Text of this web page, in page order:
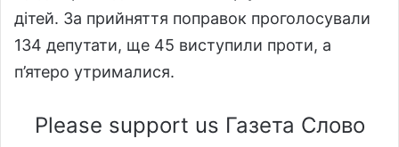
дітей. За прийняття поправок проголосували
134 депутати, ще 45 виступили проти, а
п’ятеро утрималися.
Please support us Газета Слово